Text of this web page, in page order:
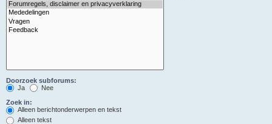
Doorzoek subforums:
Ja
Nee
Zoek in:
Alleen berichtonderwerpen en tekst
Alleen tekst